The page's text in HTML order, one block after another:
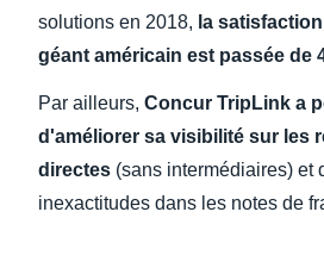
solutions en 2018, la
géant américain est passée de
Par ailleurs, Concur TripLink a
d'améliorer sa visibilité sur les
directes (sans intermédiaires) et
inexactitudes dans les notes de